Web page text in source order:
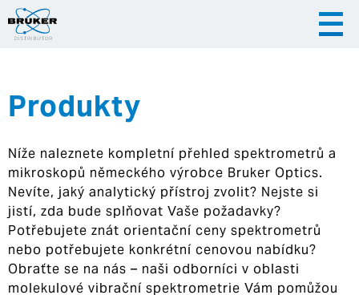
|
Hrvatska
Produkty
Níže naleznete kompletní přehled spektrometrů a
mikroskopů německého výrobce Bruker Optics.
Nevíte, jaký analytický přístroj zvolit? Nejste si
jistí, zda bude splňovat Vaše požadavky?
Potřebujete znát orientační ceny spektrometrů
nebo potřebujete konkrétní cenovou nabídku?
Obraťte se na nás – naši odborníci v oblasti
molekulové vibrační spektrometrie Vám pomůžou